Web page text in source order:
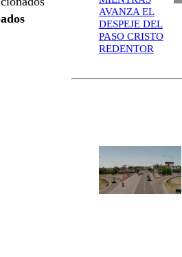
AVANZA EL
DESPEJE DEL
PASO CRISTO
REDENTOR